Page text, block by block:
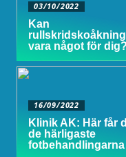
03/10/2022
Kan
rullskridskoåkning
vara något för dig?
16/09/2022
Klinik AK: Här får
de härligaste
fotbehandlingarna